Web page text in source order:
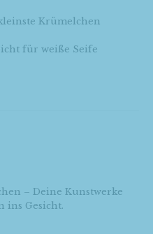
Krümelchen
für weiße Seife
– Deine Kunstwerke
ins Gesicht.